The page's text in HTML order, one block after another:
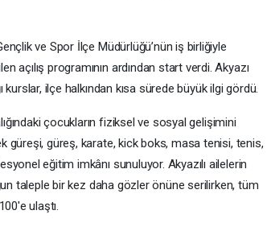
ve Spor İlçe Müdürlüğü’nün iş birliğiyle
programının ardından start verdi. Akyazı
ilçe halkından kısa sürede büyük ilgi gördü.
çocukların fiziksel ve sosyal gelişimini
güreşi, güreş, karate, kick boks, masa tenisi, tenis,
eğitim imkânı sunuluyor. Akyazılı ailelerin
taleple bir kez daha gözler önüne serilirken, tüm
ulaştı.